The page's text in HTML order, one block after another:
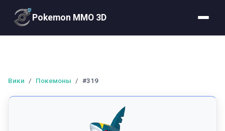
Pokemon MMO 3D
Вики / Покемоны / #319